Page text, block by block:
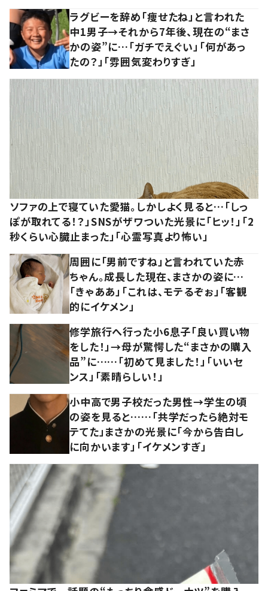
ラグビーを辞め「痩せたね」と言われた
中1男子→それから7年後、現在の“まさ
かの姿”に…「ガチでえぐい」「何があっ
たの？」「雰囲気変わりすぎ」
ソファの上で寝ていた愛猫。しかしよく見ると…「しっ
ぽが取れてる！？」SNSがザワついた光景に「ヒッ！」「2
秒くらい心臓止まった」「心霊写真より怖い」
周囲に「男前ですね」と言われていた赤
ちゃん。成長した現在、まさかの姿に…
「きゃああ」「これは、モテるぞぉ」「客観
的にイケメン」
修学旅行へ行った小6息子「良い買い物
をした！」→母が驚愕した“まさかの購入
品”に……「初めて見ました！」「いいセ
ンス」「素晴らしい！」
小中高で男子校だった男性→学生の頃
の姿を見ると……「共学だったら絶対モ
テてた」まさかの光景に「今から告白し
に向かいます」「イケメンすぎ」